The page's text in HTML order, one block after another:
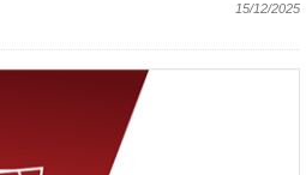
15/12/2025